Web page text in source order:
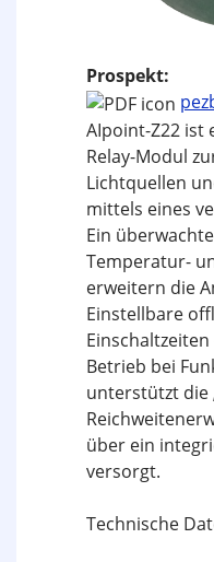
Prospekt:
AIpoint-Z22 ist
Relay-Modul
Lichtquellen
mittels eines
Ein
Temperatur-
erweitern die
Einstellbare
Betrieb bei
unterstützt die
über ein
versorgt.
Technische